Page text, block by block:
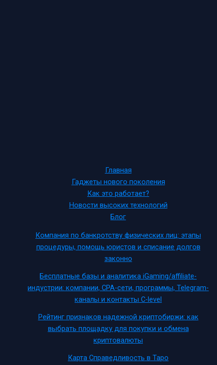
Главная
Гаджеты нового поколения
Как это работает?
Новости высоких технологий
Блог
Компания по банкротству физических лиц: этапы
процедуры, помощь юристов и списание долгов
законно
Бесплатные базы и аналитика iGaming/affiliate-
индустрии: компании, CPA-сети, программы, Telegram-
каналы и контакты C-level
Рейтинг признаков надежной криптобиржи: как
выбрать площадку для покупки и обмена
криптовалюты
Карта Справедливость в Таро